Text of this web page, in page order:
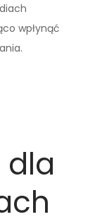
wpłynąć
dla